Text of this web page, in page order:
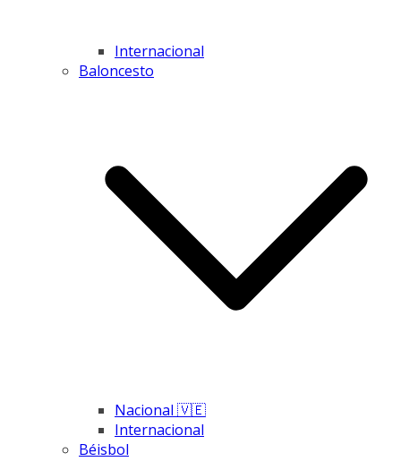
Internacional
Baloncesto
Nacional 🇻🇪
Internacional
Béisbol